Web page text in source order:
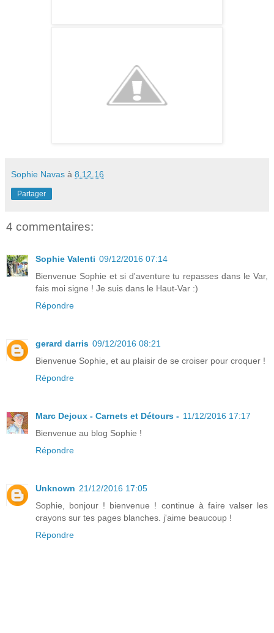
Sophie Navas à 8.12.16
Partager
4 commentaires:
Sophie Valenti 09/12/2016 07:14
Bienvenue Sophie et si d'aventure tu repasses dans le Var,
fais moi signe ! Je suis dans le Haut-Var :)
Répondre
gerard darris 09/12/2016 08:21
Bienvenue Sophie, et au plaisir de se croiser pour croquer !
Répondre
Marc Dejoux - Carnets et Détours - 11/12/2016 17:17
Bienvenue au blog Sophie !
Répondre
Unknown 21/12/2016 17:05
Sophie, bonjour ! bienvenue ! continue à faire valser les
crayons sur tes pages blanches. j'aime beaucoup !
Répondre